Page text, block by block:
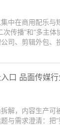
中在商用配乐与
次传播”和“多主
司、剪辑外包、
口 品面传媒行
解，内容生产可
与需求澄清：把